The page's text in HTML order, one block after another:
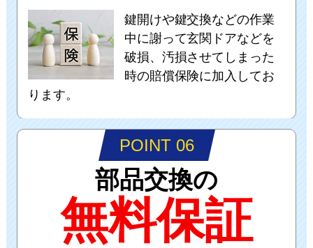
鍵開けや鍵交換などの作業
中に謝って玄関ドアなどを
破損、汚損させてしまった
時の賠償保険に加入してお
ります。
POINT 06
部品交換の
無料保証